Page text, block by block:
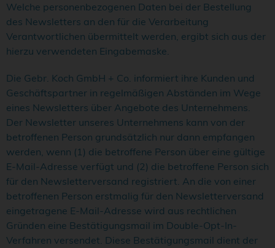
Welche personenbezogenen Daten bei der Bestellung
des Newsletters an den für die Verarbeitung
Verantwortlichen übermittelt werden, ergibt sich aus der
hierzu verwendeten Eingabemaske.
Die Gebr. Koch GmbH + Co. informiert ihre Kunden und
Geschäftspartner in regelmäßigen Abständen im Wege
eines Newsletters über Angebote des Unternehmens.
Der Newsletter unseres Unternehmens kann von der
betroffenen Person grundsätzlich nur dann empfangen
werden, wenn (1) die betroffene Person über eine gültige
E-Mail-Adresse verfügt und (2) die betroffene Person sich
für den Newsletterversand registriert. An die von einer
betroffenen Person erstmalig für den Newsletterversand
eingetragene E-Mail-Adresse wird aus rechtlichen
Gründen eine Bestätigungsmail im Double-Opt-In-
Verfahren versendet. Diese Bestätigungsmail dient der